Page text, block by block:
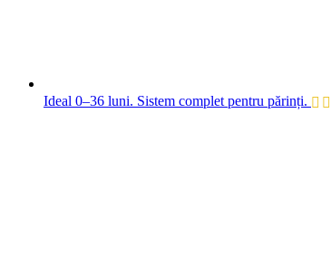
Ideal 0–36 luni. Sistem complet pentru părinți.